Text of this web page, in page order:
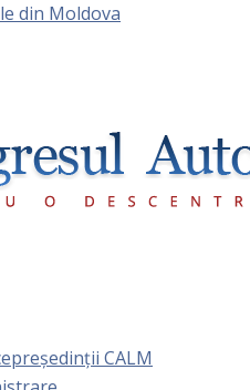
din Moldova
CALM